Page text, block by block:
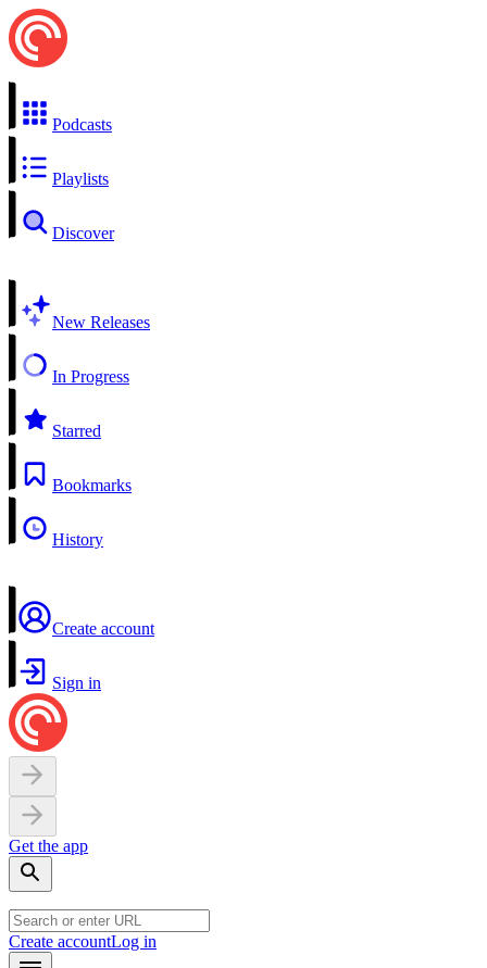
Podcasts
Playlists
Discover
New Releases
In Progress
Starred
Bookmarks
History
Create account
Sign in
Get the app
Create accountLog in